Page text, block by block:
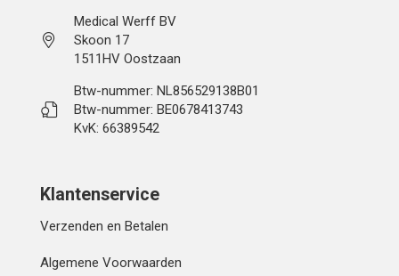
Medical Werff BV
Skoon 17
1511HV Oostzaan
Btw-nummer: NL856529138B01
Btw-nummer: BE0678413743
KvK: 66389542
Klantenservice
Verzenden en Betalen
Algemene Voorwaarden